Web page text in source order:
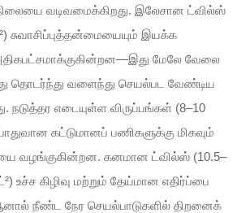
வடிவமைக்கிறது. இலேசான ட்வில்ஸ்
இயக்க
மேலே வேலை
தொடர்ந்து வளைந்து செயல்பட வேண்டிய
நடுத்தர எடையுள்ள விருப்பங்கள் (8–10
கட்டுமானப் பணிகளுக்கு மிகவும்
வழங்குகின்றன. கனமான ட்வில்ஸ் (10.5–
கிழிவு மற்றும் தேய்மான எதிர்ப்பை
நீண்ட நேர செயல்பாடுகளில் திறனைக்